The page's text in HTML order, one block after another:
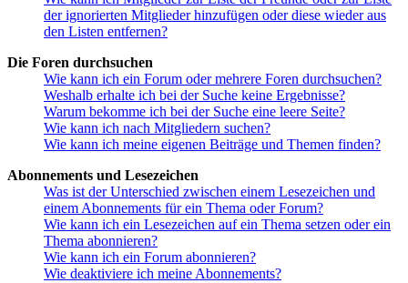
der ignorierten Mitglieder hinzufügen oder diese wieder aus
den Listen entfernen?
Die Foren durchsuchen
Wie kann ich ein Forum oder mehrere Foren durchsuchen?
Weshalb erhalte ich bei der Suche keine Ergebnisse?
Warum bekomme ich bei der Suche eine leere Seite?
Wie kann ich nach Mitgliedern suchen?
Wie kann ich meine eigenen Beiträge und Themen finden?
Abonnements und Lesezeichen
Was ist der Unterschied zwischen einem Lesezeichen und
einem Abonnements für ein Thema oder Forum?
Wie kann ich ein Lesezeichen auf ein Thema setzen oder ein
Thema abonnieren?
Wie kann ich ein Forum abonnieren?
Wie deaktiviere ich meine Abonnements?